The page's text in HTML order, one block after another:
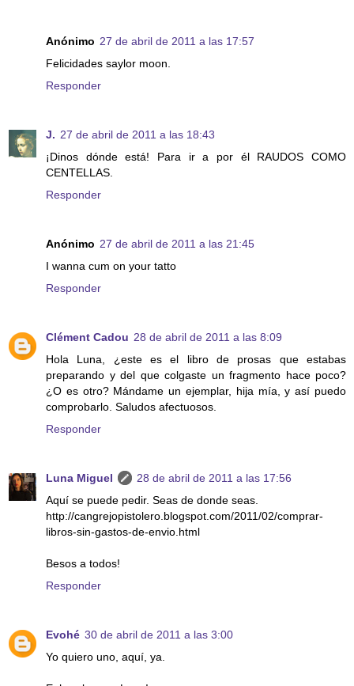
Anónimo 27 de abril de 2011 a las 17:57
Felicidades saylor moon.
Responder
J. 27 de abril de 2011 a las 18:43
¡Dinos dónde está! Para ir a por él RAUDOS COMO
CENTELLAS.
Responder
Anónimo 27 de abril de 2011 a las 21:45
I wanna cum on your tatto
Responder
Clément Cadou 28 de abril de 2011 a las 8:09
Hola Luna, ¿este es el libro de prosas que estabas
preparando y del que colgaste un fragmento hace poco?
¿O es otro? Mándame un ejemplar, hija mía, y así puedo
comprobarlo. Saludos afectuosos.
Responder
Luna Miguel
28 de abril de 2011 a las 17:56
Aquí se puede pedir. Seas de donde seas.
http://cangrejopistolero.blogspot.com/2011/02/comprar-
libros-sin-gastos-de-envio.html
Besos a todos!
Responder
Evohé 30 de abril de 2011 a las 3:00
Yo quiero uno, aquí, ya.